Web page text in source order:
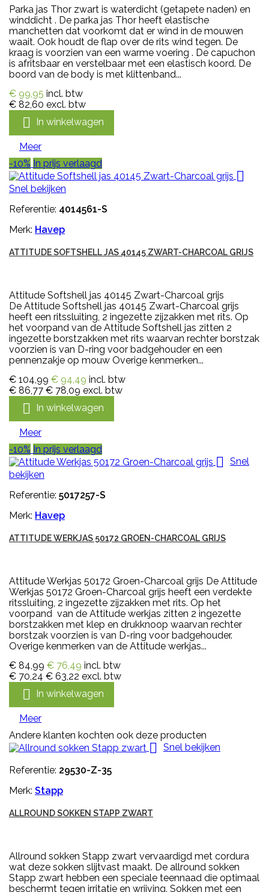
Parka jas Thor zwart is waterdicht (getapete naden) en
winddicht . De parka jas Thor heeft elastische
manchetten dat voorkomt dat er wind in de mouwen
waait. Ook houdt de flap over de rits wind tegen. De
kraag is voorzien van een warme voering . De capuchon
is afritsbaar en verstelbaar met een elastisch koord. De
boord van de body is met klittenband...
€ 99,95 incl. btw
€ 82,60 excl. btw
 In winkelwagen
Meer
-10% In prijs verlaagd

Snel bekijken
Referentie: 4014561-S
Merk: Havep
ATTITUDE SOFTSHELL JAS 40145 ZWART-CHARCOAL GRIJS
Attitude Softshell jas 40145 Zwart-Charcoal grijs
De Attitude Softshell jas 40145 Zwart-Charcoal grijs
heeft een ritssluiting, 2 ingezette zijzakken met rits. Op
het voorpand van de Attitude Softshell jas zitten 2
ingezette borstzakken met rits waarvan rechter borstzak
voorzien is van D-ring voor badgehouder en een
pennenzakje op mouw Overige kenmerken...
€ 104,99 € 94,49 incl. btw
€ 86,77 € 78,09 excl. btw
 In winkelwagen
Meer
-10% In prijs verlaagd

Snel
bekijken
Referentie: 5017257-S
Merk: Havep
ATTITUDE WERKJAS 50172 GROEN-CHARCOAL GRIJS
Attitude Werkjas 50172 Groen-Charcoal grijs De Attitude
Werkjas 50172 Groen-Charcoal grijs heeft een verdekte
ritssluiting, 2 ingezette zijzakken met rits. Op het
voorpand van de Attitude werkjas zitten 2 ingezette
borstzakken met klep en drukknoop waarvan rechter
borstzak voorzien is van D-ring voor badgehouder.
Overige kenmerken van de Attitude werkjas...
€ 84,99 € 76,49 incl. btw
€ 70,24 € 63,22 excl. btw
 In winkelwagen
Meer
Andere klanten kochten ook deze producten

Snel bekijken
Referentie: 29530-Z-35
Merk: Stapp
ALLROUND SOKKEN STAPP ZWART
Allround sokken Stapp zwart vervaardigd met cordura
wat deze sokken slijtvast maakt. De allround sokken
Stapp zwart hebben een speciale teennaad die optimaal
beschermt tegen irritatie en wrijving. Sokken met een